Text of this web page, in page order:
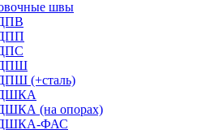
швы
(+сталь)
(на опорах)
ФАС